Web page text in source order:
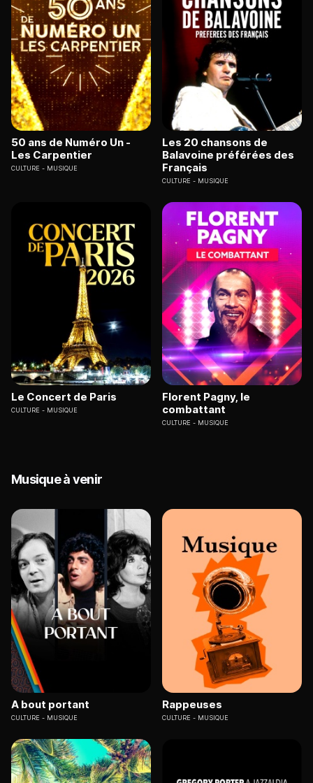
50 ans de Numéro Un -
Les Carpentier
CULTURE MUSIQUE
Les 20 chansons de
Balavoine préférées des
Français
CULTURE MUSIQUE
Le Concert de Paris
CULTURE MUSIQUE
Florent Pagny, le
combattant
CULTURE MUSIQUE
Musique à venir
A bout portant
CULTURE MUSIQUE
Rappeuses
CULTURE MUSIQUE